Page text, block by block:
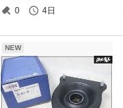
0 4日
NEW